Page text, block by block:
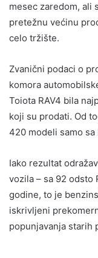
mesec zaredom, ali
pretežnu većinu
celo tržište.
Zvanični podaci o
komora
Toiota RAV4 bila
koji su prodati. Od
420 modeli samo sa
Iako rezultat
vozila – sa 92 odsto
godine, to je
iskrivljeni
popunjavanja starih